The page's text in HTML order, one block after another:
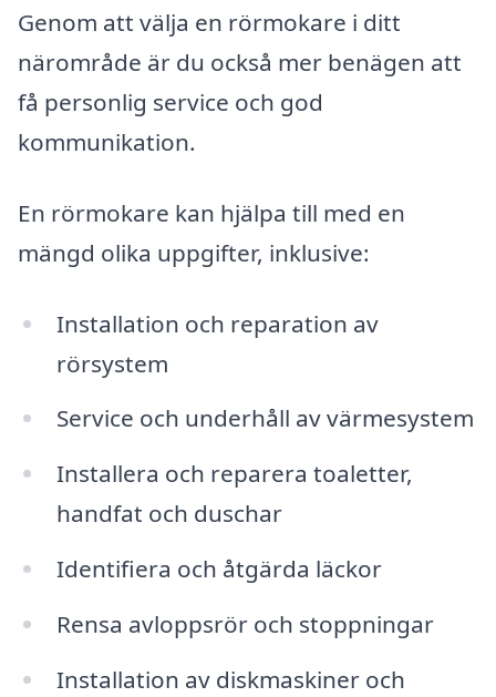
Genom att välja en rörmokare i ditt
närområde är du också mer benägen att
få personlig service och god
kommunikation.
En rörmokare kan hjälpa till med en
mängd olika uppgifter, inklusive:
Installation och reparation av
rörsystem
Service och underhåll av värmesystem
Installera och reparera toaletter,
handfat och duschar
Identifiera och åtgärda läckor
Rensa avloppsrör och stoppningar
Installation av diskmaskiner och